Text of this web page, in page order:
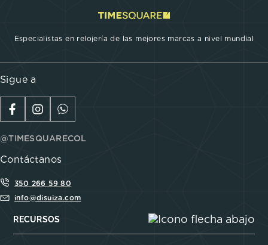
Especialistas en relojería de las mejores marcas a nivel mundial
Sigue a
@TIMESQUARECOL
Contáctanos
350 266 59 80
info@disuiza.com
RECURSOS